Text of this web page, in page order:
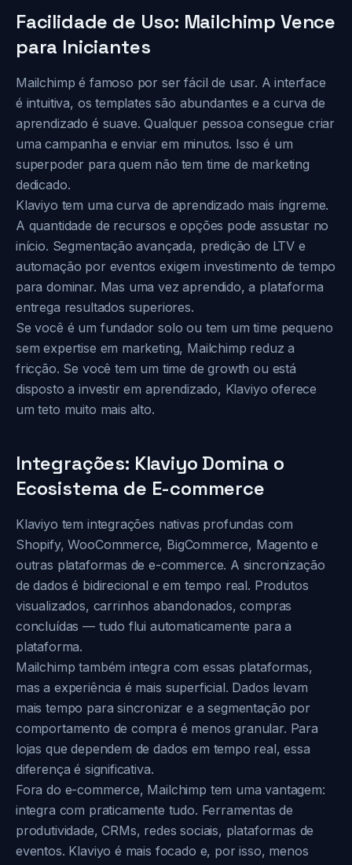
Facilidade de Uso: Mailchimp Vence
para Iniciantes
Mailchimp é famoso por ser fácil de usar. A interface
é intuitiva, os templates são abundantes e a curva de
aprendizado é suave. Qualquer pessoa consegue criar
uma campanha e enviar em minutos. Isso é um
superpoder para quem não tem time de marketing
dedicado.
Klaviyo tem uma curva de aprendizado mais íngreme.
A quantidade de recursos e opções pode assustar no
início. Segmentação avançada, predição de LTV e
automação por eventos exigem investimento de tempo
para dominar. Mas uma vez aprendido, a plataforma
entrega resultados superiores.
Se você é um fundador solo ou tem um time pequeno
sem expertise em marketing, Mailchimp reduz a
fricção. Se você tem um time de growth ou está
disposto a investir em aprendizado, Klaviyo oferece
um teto muito mais alto.
Integrações: Klaviyo Domina o
Ecosistema de E-commerce
Klaviyo tem integrações nativas profundas com
Shopify, WooCommerce, BigCommerce, Magento e
outras plataformas de e-commerce. A sincronização
de dados é bidirecional e em tempo real. Produtos
visualizados, carrinhos abandonados, compras
concluídas — tudo flui automaticamente para a
plataforma.
Mailchimp também integra com essas plataformas,
mas a experiência é mais superficial. Dados levam
mais tempo para sincronizar e a segmentação por
comportamento de compra é menos granular. Para
lojas que dependem de dados em tempo real, essa
diferença é significativa.
Fora do e-commerce, Mailchimp tem uma vantagem:
integra com praticamente tudo. Ferramentas de
produtividade, CRMs, redes sociais, plataformas de
eventos. Klaviyo é mais focado e, por isso, menos